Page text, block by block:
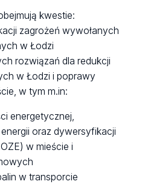
kwestie:
zagrożeń wywołanych
w Łodzi
rozwiązań dla redukcji
w Łodzi i poprawy
w tym m.in:
energetycznej,
oraz dywersyfikacji
w mieście i
w transporcie